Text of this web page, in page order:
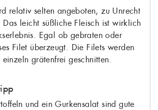
relativ selten angeboten, zu Unrecht
leicht süßliche Fleisch ist wirklich
Egal ob gebraten oder
Filet überzeugt. Die Filets werden
einzeln grätenfrei geschnitten.
und ein Gurkensalat sind gute